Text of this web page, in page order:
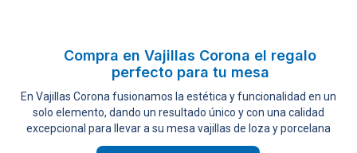
Compra en Vajillas Corona el regalo
perfecto para tu mesa
En Vajillas Corona fusionamos la estética y funcionalidad en un
solo elemento, dando un resultado único y con una calidad
excepcional para llevar a su mesa vajillas de loza y porcelana